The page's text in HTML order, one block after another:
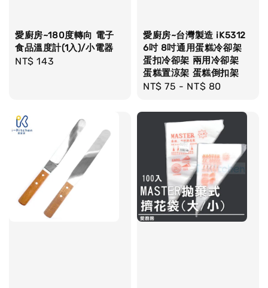
愛廚房~180度轉向 電子
食品溫度計(1入)/小電器
Regular
NT$ 143
愛廚房~台灣製造 iK5312
6吋 8吋通用蛋糕冷卻架
蛋扣冷卻架 兩用冷卻架
蛋糕置涼架 蛋糕倒扣架
Regular
NT$ 75 - NT$ 80